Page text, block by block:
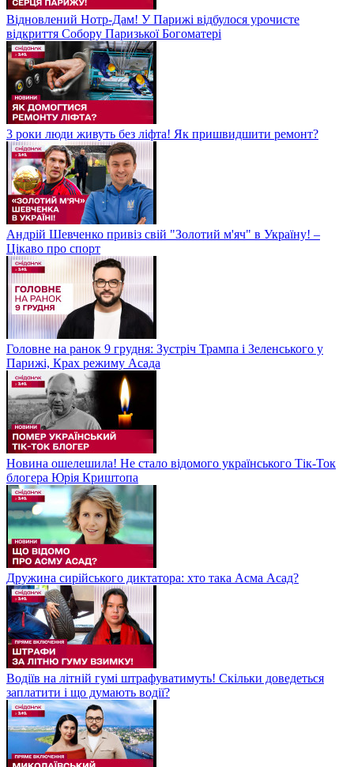
Відновлений Нотр-Дам! У Парижі відбулося урочисте
відкриття Собору Паризької Богоматері
3 роки люди живуть без ліфта! Як пришвидшити ремонт?
Андрій Шевченко привіз свій "Золотий м'яч" в Україну! –
Цікаво про спорт
Головне на ранок 9 грудня: Зустріч Трампа і Зеленського у
Парижі, Крах режиму Асада
Новина ошелешила! Не стало відомого українського Тік-Ток
блогера Юрія Криштопа
Дружина сирійського диктатора: хто така Асма Асад?
Водіїв на літній гумі штрафуватимуть! Скільки доведеться
заплатити і що думають водії?